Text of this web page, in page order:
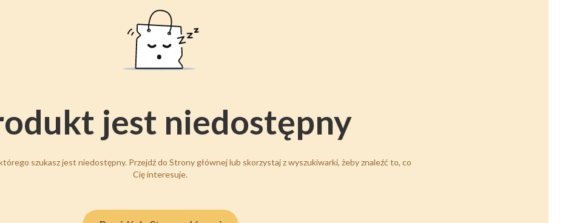
jest niedostępny
szukasz jest niedostępny. Przejdź do Strony głównej lub skorzystaj z wyszukiwarki, żeby znaleźć to, co
Cię interesuje.